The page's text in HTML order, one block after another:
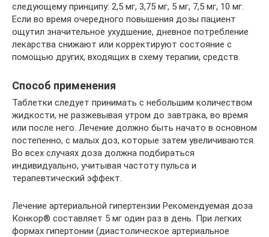
следующему принципу: 2,5 мг, 3,75 мг, 5 мг, 7,5 мг, 10 мг.
Если во время очередного повышения дозы пациент
ощутил значительное ухудшение, дневное потребление
лекарства снижают или корректируют состояние с
помощью других, входящих в схему терапии, средств.
Способ применения
Таблетки следует принимать с небольшим количеством
жидкости, не разжевывая утром до завтрака, во время
или после него. Лечение должно быть начато в основном
постепенно, с малых доз, которые затем увеличиваются.
Во всех случаях доза должна подбираться
индивидуально, учитывая частоту пульса и
терапевтический эффект.
Лечение артериальной гипертензии Рекомендуемая доза
Конкор® составляет 5 мг один раз в день. При легких
формах гипертонии (диастолическое артериальное